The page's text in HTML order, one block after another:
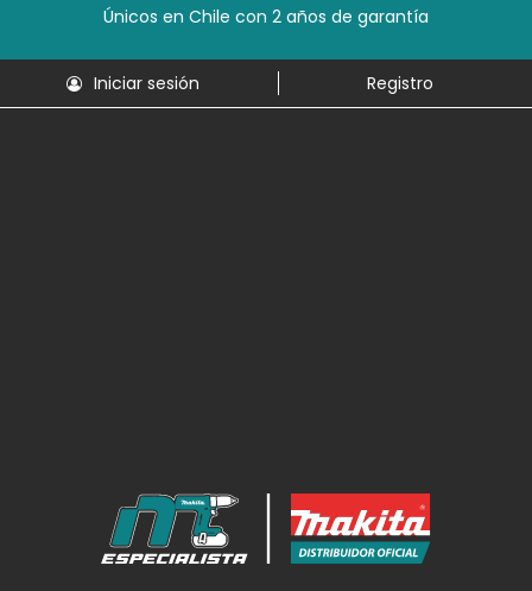
Únicos en Chile con 2 años de garantía
Iniciar sesión Registro